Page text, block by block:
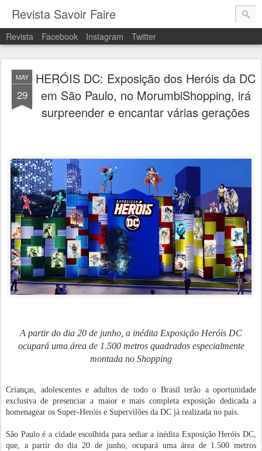
Revista Savoir Faire
Revista Facebook Instagram Twitter
MAY
29
HERÓIS DC: Exposição dos Heróis da DC
em São Paulo, no MorumbiShopping, irá
surpreender e encantar várias gerações
A partir do dia 20 de junho, a inédita Exposição Heróis DC
ocupará uma área de 1.500 metros quadrados especialmente
montada no Shopping
Crianças, adolescentes e adultos de todo o Brasil terão a oportunidade
exclusiva de presenciar a maior e mais completa exposição dedicada a
homenagear os Super-Heróis e Supervilões da DC já realizada no país.
São Paulo é a cidade escolhida para sediar a inédita Exposição Heróis DC,
que, a partir do dia 20 de junho, ocupará uma área de 1.500 metros